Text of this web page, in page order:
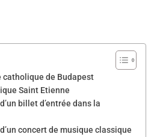
catholique de Budapest
Saint Etienne
billet d’entrée dans la
concert de musique classique